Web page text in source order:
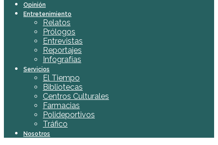
Opinión
Entretenimiento
Relatos
Prólogos
Entrevistas
Reportajes
Infografías
Servicios
El Tiempo
Bibliotecas
Centros Culturales
Farmacias
Polideportivos
Tráfico
Nosotros